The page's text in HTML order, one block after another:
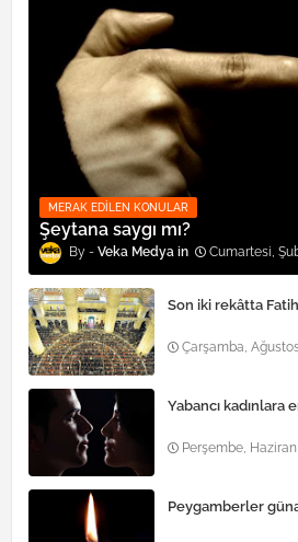
MERAK EDILEN KONULAR
Şeytana saygı mı?
Veka Medya Cumartesi,
Son iki rekâtta
Çarşamba,
Yabancı kadınlara
Perşembe, Haziran
Peygamberler